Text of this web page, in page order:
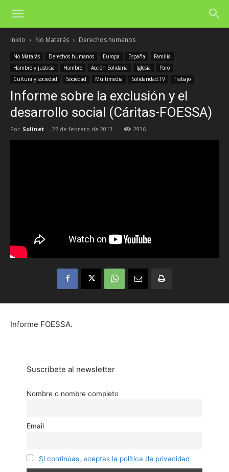
Inicio No Matarás Derechos humanos
No Matarás Derechos humanos Europa España
Familia
Hambre y justicia
Hambre Acción Solidaria Iglesia
Paro
Cultura y sociedad
Sociedad Multimedia Solidaridad.TV Trabajo
Informe sobre la exclusión y el
desarrollo social (Cáritas-FOESSA)
Por Solinet - 27 de febrero de 2013 2936
Informe FOESSA.
Suscríbete al newsletter
Nombre o nombre completo
Email
Si continúas, aceptas la política de privacidad